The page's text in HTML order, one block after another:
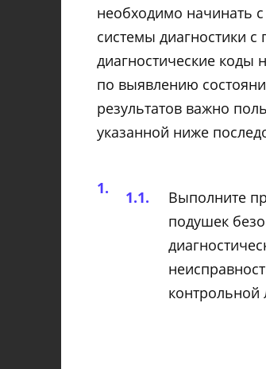
необходимо начинать
системы диагностики
диагностические коды
по выявлению
результатов важно
указанной ниже
Выполните
подушек